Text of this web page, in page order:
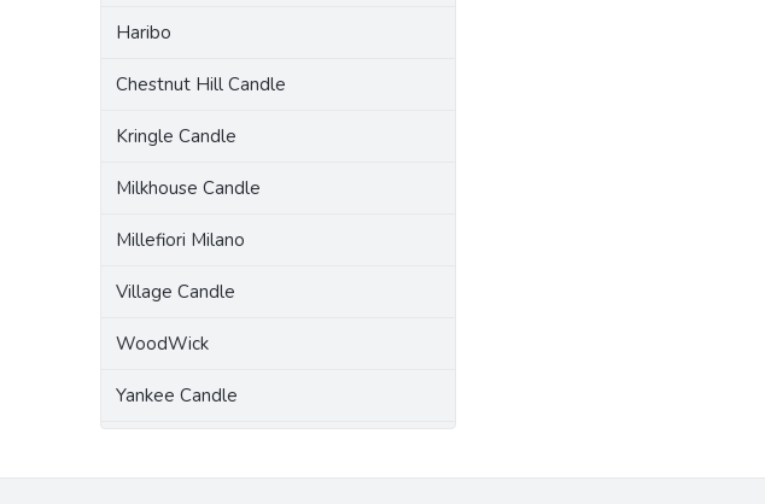
Haribo
Chestnut Hill Candle
Kringle Candle
Milkhouse Candle
Millefiori Milano
Village Candle
WoodWick
Yankee Candle